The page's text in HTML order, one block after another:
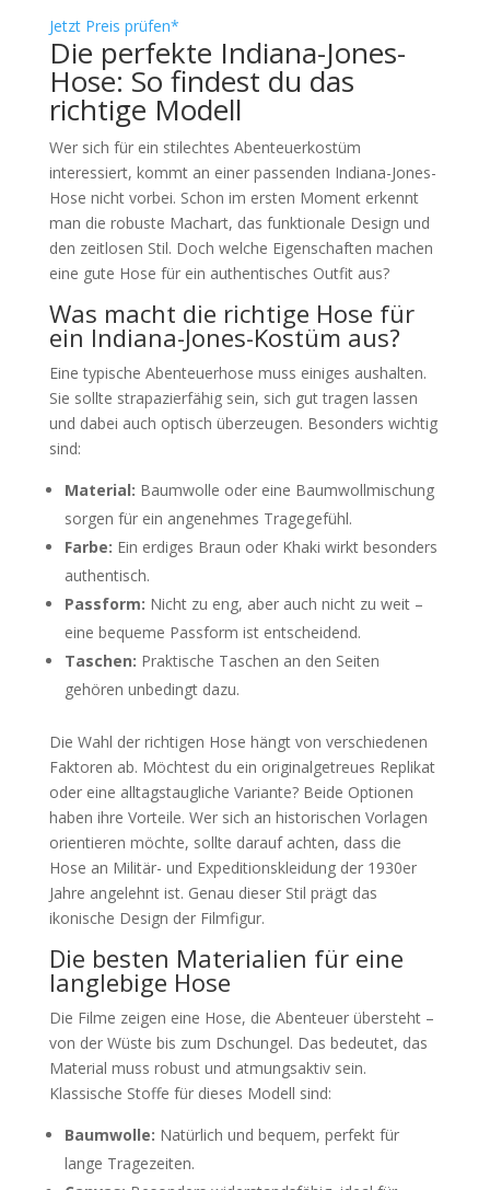
Jetzt Preis prüfen*
Die perfekte Indiana-Jones-
Hose: So findest du das
richtige Modell
Wer sich für ein stilechtes Abenteuerkostüm
interessiert, kommt an einer passenden Indiana-Jones-
Hose nicht vorbei. Schon im ersten Moment erkennt
man die robuste Machart, das funktionale Design und
den zeitlosen Stil. Doch welche Eigenschaften machen
eine gute Hose für ein authentisches Outfit aus?
Was macht die richtige Hose für
ein Indiana-Jones-Kostüm aus?
Eine typische Abenteuerhose muss einiges aushalten.
Sie sollte strapazierfähig sein, sich gut tragen lassen
und dabei auch optisch überzeugen. Besonders wichtig
sind:
Material: Baumwolle oder eine Baumwollmischung
sorgen für ein angenehmes Tragegefühl.
Farbe: Ein erdiges Braun oder Khaki wirkt besonders
authentisch.
Passform: Nicht zu eng, aber auch nicht zu weit –
eine bequeme Passform ist entscheidend.
Taschen: Praktische Taschen an den Seiten
gehören unbedingt dazu.
Die Wahl der richtigen Hose hängt von verschiedenen
Faktoren ab. Möchtest du ein originalgetreues Replikat
oder eine alltagstaugliche Variante? Beide Optionen
haben ihre Vorteile. Wer sich an historischen Vorlagen
orientieren möchte, sollte darauf achten, dass die
Hose an Militär- und Expeditionskleidung der 1930er
Jahre angelehnt ist. Genau dieser Stil prägt das
ikonische Design der Filmfigur.
Die besten Materialien für eine
langlebige Hose
Die Filme zeigen eine Hose, die Abenteuer übersteht –
von der Wüste bis zum Dschungel. Das bedeutet, das
Material muss robust und atmungsaktiv sein.
Klassische Stoffe für dieses Modell sind:
Baumwolle: Natürlich und bequem, perfekt für
lange Tragezeiten.